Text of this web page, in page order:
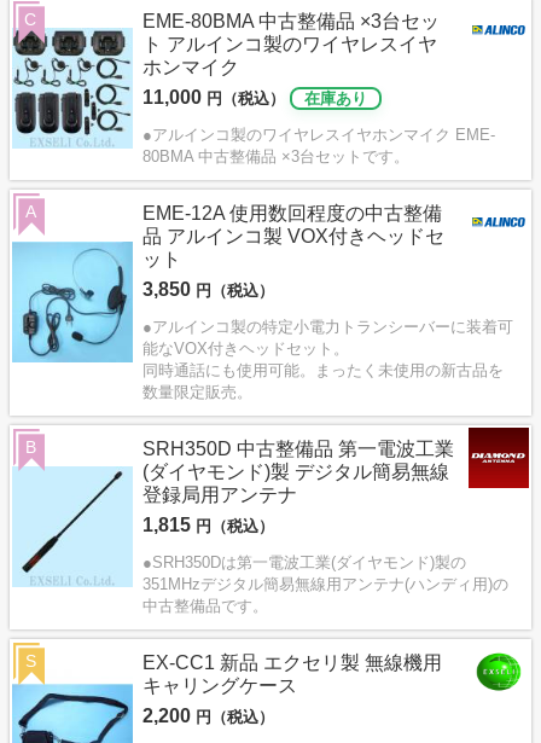
EME-80BMA 中古整備品 ×3台セッ
ト アルインコ製のワイヤレスイヤ
ホンマイク
11,000 円（税込）
在庫あり
●アルインコ製のワイヤレスイヤホンマイク EME-
80BMA 中古整備品 ×3台セットです。
C
EME-12A 使用数回程度の中古整備
品 アルインコ製 VOX付きヘッドセ
ット
3,850 円（税込）
●アルインコ製の特定小電力トランシーバーに装着可
能なVOX付きヘッドセット。
同時通話にも使用可能。まったく未使用の新古品を
数量限定販売。
A
SRH350D 中古整備品 第一電波工業
(ダイヤモンド)製 デジタル簡易無線
登録局用アンテナ
1,815 円（税込）
●SRH350Dは第一電波工業(ダイヤモンド)製の
351MHzデジタル簡易無線用アンテナ(ハンディ用)の
中古整備品です。
B
EX-CC1 新品 エクセリ製 無線機用
キャリングケース
2,200 円（税込）
S